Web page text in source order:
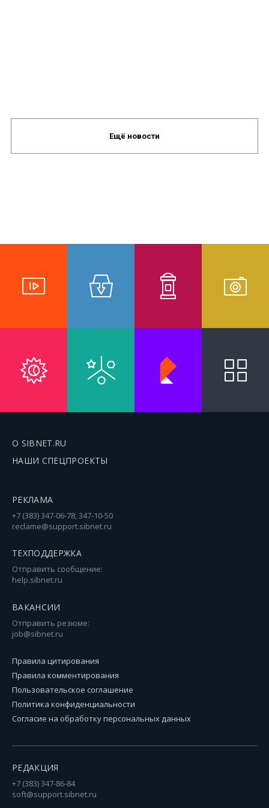
Ещё новости
О SIBNET.RU
НАШИ СПЕЦПРОЕКТЫ
РЕКЛАМА
+7 (383) 347-06-78, 347-10-50
reclame@support.sibnet.ru
ТЕХПОДДЕРЖКА
Отправить сообщение:
help.sibnet.ru
ВАКАНСИИ
Отправить резюме:
job@sibnet.ru
Правила цитирования
Правила комментирования
Пользовательское соглашение
Политика конфиденциальности
Согласие на обработку персональных данных
РЕДАКЦИЯ
+7 (383) 347-86-84
soft@support.sibnet.ru